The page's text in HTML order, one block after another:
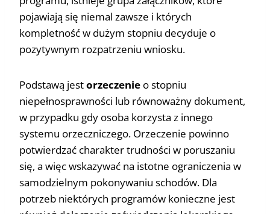
pojawiają się niemal zawsze i których
kompletność w dużym stopniu decyduje o
pozytywnym rozpatrzeniu wniosku.
Podstawą jestorzeczenie o stopniu
niepełnosprawności lub równoważny dokument,
w przypadku gdy osoba korzysta z innego
systemu orzeczniczego. Orzeczenie powinno
potwierdzać charakter trudności w poruszaniu
się, a więc wskazywać na istotne ograniczenia w
samodzielnym pokonywaniu schodów. Dla
potrzeb niektórych programów konieczne jest